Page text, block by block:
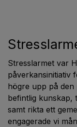
Stresslarmet var
påverkansinitiativ
högre upp på den
befintlig kunskap,
samt rikta ett
engagerade vi